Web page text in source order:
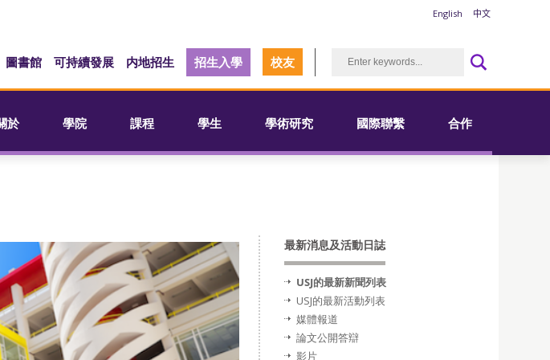
English 中文
圖書館 可持續發展 内地招生 招生入學 校友
於 學院 課程 學生 學術研究 國際聯繫 合作
最新消息及活動日誌
USJ的最新新聞列表
USJ的最新活動列表
媒體報道
論文公開答辯
影片